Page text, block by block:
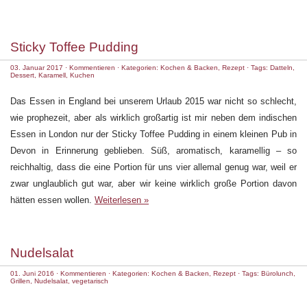
Sticky Toffee Pudding
03. Januar 2017 · Kommentieren · Kategorien: Kochen & Backen Rezept · Tags: Datteln
Dessert Karamell Kuchen
Das Essen in England bei unserem Urlaub 2015 war nicht so schlecht,
wie prophezeit, aber als wirklich großartig ist mir neben dem indischen
Essen in London nur der Sticky Toffee Pudding in einem kleinen Pub in
Devon in Erinnerung geblieben. Süß, aromatisch, karamellig – so
reichhaltig, dass die eine Portion für uns vier allemal genug war, weil er
zwar unglaublich gut war, aber wir keine wirklich große Portion davon
hätten essen wollen. Weiterlesen »
Nudelsalat
01. Juni 2016 · Kommentieren · Kategorien: Kochen & Backen Rezept · Tags: Bürolunch
Grillen
Nudelsalat vegetarisch